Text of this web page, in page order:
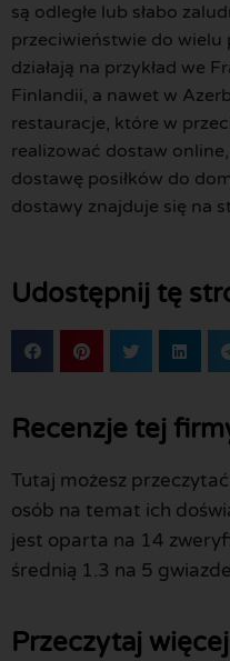
są odległe lub słabo
przeciwieństwie do
działają na przykład we
Finlandii, a nawet w
restauracje, które w
realizować dostaw
dostawę posiłków do
dostawy znajduje się na
Udostępnij tę
Recenzje tej
Tutaj możesz
osób na temat ich
jest oparta na 14
średnią 1.3 na 5
Przeczytaj